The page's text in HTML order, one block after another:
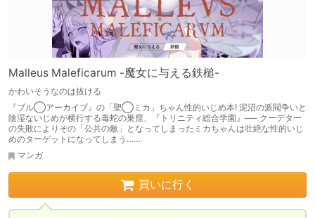
Malleus Maleficarum -魔女に与える鉄槌-
かわいそうなのは抜ける
『ブル◯アーカイブ』の「聖◯ミカ」ちゃん性的いじめ本! 泥沼の派閥争いと
陰湿ないじめが横行する毒蛇の巣窟、『トリニティ総合学園』── クーデター
の失敗によりその「公共の敵」となってしまったミカちゃんは壮絶な性的いじ
めのターゲットになってしまう……
マンガ
買いに行く